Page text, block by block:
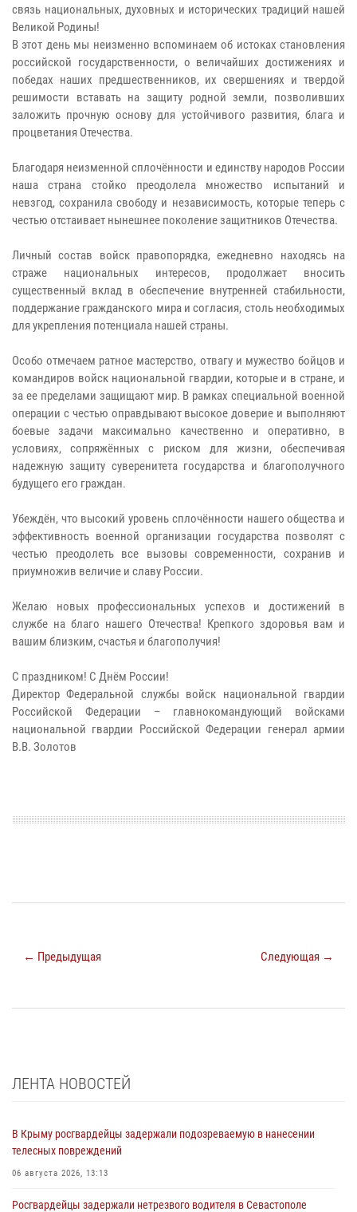
связь национальных, духовных и исторических традиций нашей
Великой Родины!
В этот день мы неизменно вспоминаем об истоках становления
российской государственности, о величайших достижениях и
победах наших предшественников, их свершениях и твердой
решимости вставать на защиту родной земли, позволивших
заложить прочную основу для устойчивого развития, блага и
процветания Отечества.
Благодаря неизменной сплочённости и единству народов России
наша страна стойко преодолела множество испытаний и
невзгод, сохранила свободу и независимость, которые теперь с
честью отстаивает нынешнее поколение защитников Отечества.
Личный состав войск правопорядка, ежедневно находясь на
страже национальных интересов, продолжает вносить
существенный вклад в обеспечение внутренней стабильности,
поддержание гражданского мира и согласия, столь необходимых
для укрепления потенциала нашей страны.
Особо отмечаем ратное мастерство, отвагу и мужество бойцов и
командиров войск национальной гвардии, которые и в стране, и
за ее пределами защищают мир. В рамках специальной военной
операции с честью оправдывают высокое доверие и выполняют
боевые задачи максимально качественно и оперативно, в
условиях, сопряжённых с риском для жизни, обеспечивая
надежную защиту суверенитета государства и благополучного
будущего его граждан.
Убеждён, что высокий уровень сплочённости нашего общества и
эффективность военной организации государства позволят с
честью преодолеть все вызовы современности, сохранив и
приумножив величие и славу России.
Желаю новых профессиональных успехов и достижений в
службе на благо нашего Отечества! Крепкого здоровья вам и
вашим близким, счастья и благополучия!
С праздником! С Днём России!
Директор Федеральной службы войск национальной гвардии
Российской Федерации – главнокомандующий войсками
национальной гвардии Российской Федерации генерал армии
В.В. Золотов
← Предыдущая Следующая →
ЛЕНТА НОВОСТЕЙ
В Крыму росгвардейцы задержали подозреваемую в нанесении
телесных повреждений
06 августа 2026, 13:13
Росгвардейцы задержали нетрезвого водителя в Севастополе